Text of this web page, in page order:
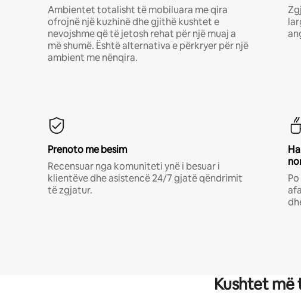
Ambientet totalisht të mobiluara me qira
ofrojnë një kuzhinë dhe gjithë kushtet e
nevojshme që të jetosh rehat për një muaj a
më shumë. Është alternativa e përkryer për një
ambient me nënqira.
Prenoto me besim
Recensuar nga komuniteti ynë i besuar i
klientëve dhe asistencë 24/7 gjatë qëndrimit
të zgjatur.
Kushtet më